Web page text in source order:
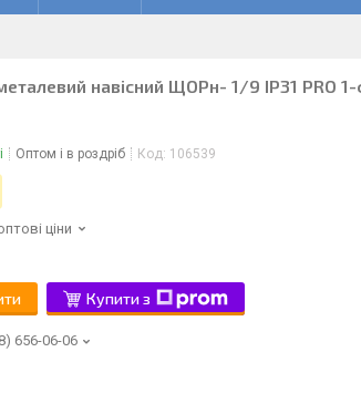
навісний ЩОРн- 1/9 IP31 PRO 1-
Оптом і в роздріб Код: 106539
ціни
Купити з
656-06-06